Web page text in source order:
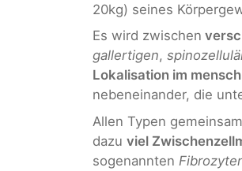
20kg) seines
Es wird zwischen
gallertigen,
Lokalisation im
nebeneinander, die
Allen Typen
dazu viel
sogenannten